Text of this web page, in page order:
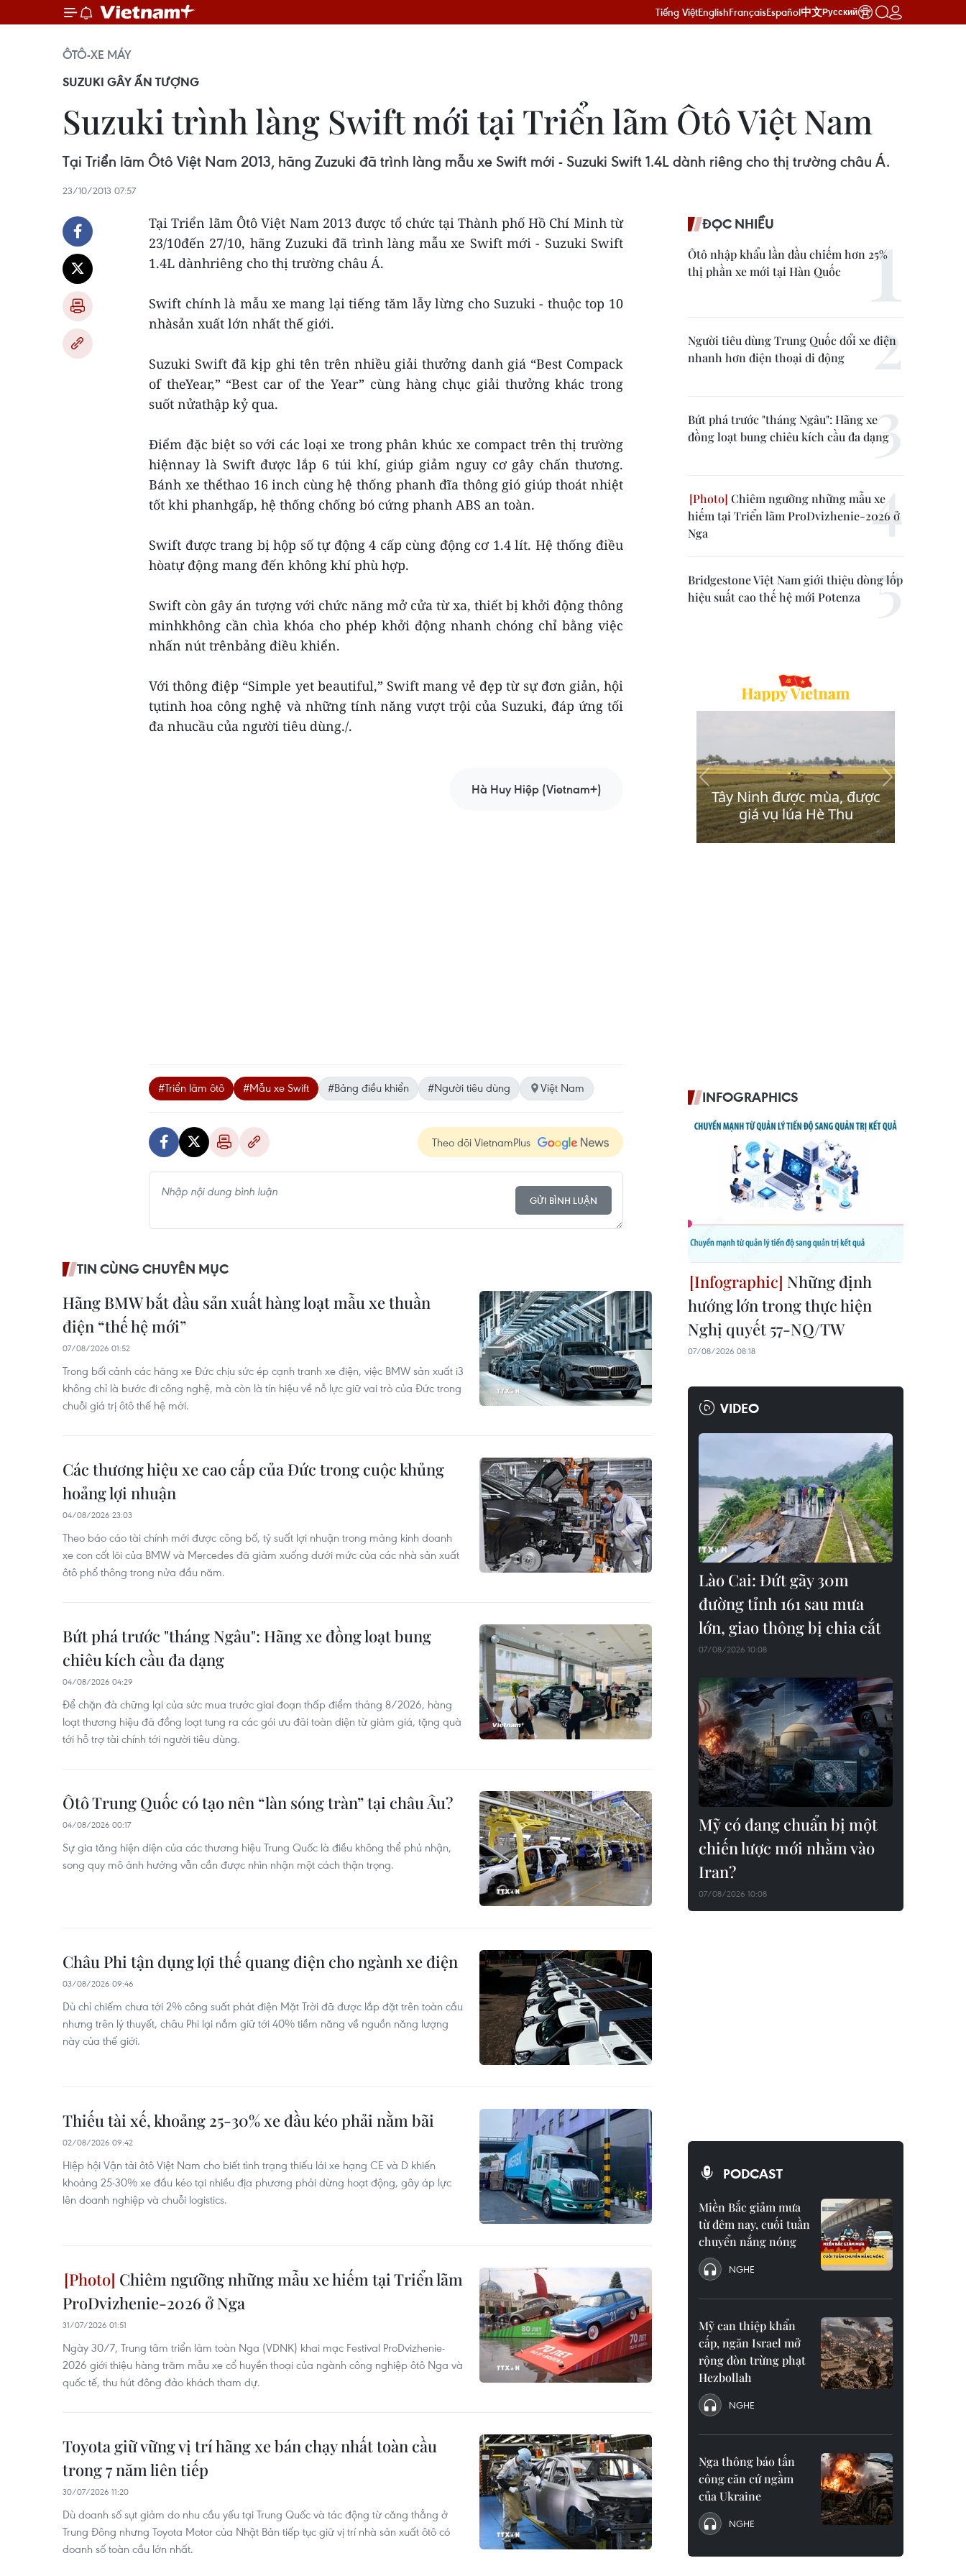
Tiếng ViệtEnglishFrançaisEspañol中文Русский
ÔTÔ-XE MÁY
SUZUKI GÂY ẤN TƯỢNG
Suzuki trình làng Swift mới tại Triển lãm Ôtô Việt Nam
Tại Triển lãm Ôtô Việt Nam 2013, hãng Zuzuki đã trình làng mẫu xe Swift mới - Suzuki Swift 1.4L dành riêng cho thị trường châu Á.
23/10/2013 07:57
Tại Triển lãm Ôtô Việt Nam 2013 được tổ chức tại Thành phố Hồ Chí Minh từ
23/10đến 27/10, hãng Zuzuki đã trình làng mẫu xe Swift mới - Suzuki Swift
1.4L dànhriêng cho thị trường châu Á.
Swift chính là mẫu xe mang lại tiếng tăm lẫy lừng cho Suzuki - thuộc top 10
nhàsản xuất lớn nhất thế giới.
Suzuki Swift đã kịp ghi tên trên nhiều giải thưởng danh giá “Best Compack
of theYear,” “Best car of the Year” cùng hàng chục giải thưởng khác trong
suốt nửathập kỷ qua.
Điểm đặc biệt so với các loại xe trong phân khúc xe compact trên thị trường
hiệnnay là Swift được lắp 6 túi khí, giúp giảm nguy cơ gây chấn thương.
Bánh xe thểthao 16 inch cùng hệ thống phanh đĩa thông gió giúp thoát nhiệt
tốt khi phanhgấp, hệ thống chống bó cứng phanh ABS an toàn.
Swift được trang bị hộp số tự động 4 cấp cùng động cơ 1.4 lít. Hệ thống điều
hòatự động mang đến không khí phù hợp.
Swift còn gây án tượng với chức năng mở cửa từ xa, thiết bị khởi động thông
minhkhông cần chìa khóa cho phép khởi động nhanh chóng chỉ bằng việc
nhấn nút trênbảng điều khiển.
Với thông điệp “Simple yet beautiful,” Swift mang vẻ đẹp từ sự đơn giản, hội
tụtinh hoa công nghệ và những tính năng vượt trội của Suzuki, đáp ứng tối
đa nhucầu của người tiêu dùng./.
Hà Huy Hiệp (Vietnam+)
#Triển lãm ôtô #Mẫu xe Swift #Bảng điều khiển #Người tiêu dùng Việt Nam
Theo dõi VietnamPlus
GỬI BÌNH LUẬN
TIN CÙNG CHUYÊN MỤC
Hãng BMW bắt đầu sản xuất hàng loạt mẫu xe thuần
điện “thế hệ mới”
07/08/2026 01:52
Trong bối cảnh các hãng xe Đức chịu sức ép cạnh tranh xe điện, việc BMW sản xuất i3
không chỉ là bước đi công nghệ, mà còn là tín hiệu về nỗ lực giữ vai trò của Đức trong
chuỗi giá trị ôtô thế hệ mới.
Các thương hiệu xe cao cấp của Đức trong cuộc khủng
hoảng lợi nhuận
04/08/2026 23:03
Theo báo cáo tài chính mới được công bố, tỷ suất lợi nhuận trong mảng kinh doanh
xe con cốt lõi của BMW và Mercedes đã giảm xuống dưới mức của các nhà sản xuất
ôtô phổ thông trong nửa đầu năm.
Bứt phá trước "tháng Ngâu": Hãng xe đồng loạt bung
chiêu kích cầu đa dạng
04/08/2026 04:29
Để chặn đà chững lại của sức mua trước giai đoạn thấp điểm tháng 8/2026, hàng
loạt thương hiệu đã đồng loạt tung ra các gói ưu đãi toàn diện từ giảm giá, tặng quà
tới hỗ trợ tài chính tới người tiêu dùng.
Ôtô Trung Quốc có tạo nên “làn sóng tràn” tại châu Âu?
04/08/2026 00:17
Sự gia tăng hiện diện của các thương hiệu Trung Quốc là điều không thể phủ nhận,
song quy mô ảnh hưởng vẫn cần được nhìn nhận một cách thận trọng.
Châu Phi tận dụng lợi thế quang điện cho ngành xe điện
03/08/2026 09:46
Dù chỉ chiếm chưa tới 2% công suất phát điện Mặt Trời đã được lắp đặt trên toàn cầu
nhưng trên lý thuyết, châu Phi lại nắm giữ tới 40% tiềm năng về nguồn năng lượng
này của thế giới.
Thiếu tài xế, khoảng 25-30% xe đầu kéo phải nằm bãi
02/08/2026 09:42
Hiệp hội Vận tải ôtô Việt Nam cho biết tình trạng thiếu lái xe hạng CE và D khiến
khoảng 25-30% xe đầu kéo tại nhiều địa phương phải dừng hoạt động, gây áp lực
lên doanh nghiệp và chuỗi logistics.
Chiêm ngưỡng những mẫu xe hiếm tại Triển lãm
ProDvizhenie-2026 ở Nga
31/07/2026 01:51
Ngày 30/7, Trung tâm triển lãm toàn Nga (VDNK) khai mạc Festival ProDvizhenie-
2026 giới thiệu hàng trăm mẫu xe cổ huyền thoại của ngành công nghiệp ôtô Nga và
quốc tế, thu hút đông đảo khách tham dự.
Toyota giữ vững vị trí hãng xe bán chạy nhất toàn cầu
trong 7 năm liên tiếp
30/07/2026 11:20
Dù doanh số sụt giảm do nhu cầu yếu tại Trung Quốc và tác động từ căng thẳng ở
Trung Đông nhưng Toyota Motor của Nhật Bản tiếp tục giữ vị trí nhà sản xuất ôtô có
doanh số toàn cầu lớn nhất.
ĐỌC NHIỀU
Ôtô nhập khẩu lần đầu chiếm hơn 25%
thị phần xe mới tại Hàn Quốc
Người tiêu dùng Trung Quốc đổi xe điện
nhanh hơn điện thoại di động
Bứt phá trước "tháng Ngâu": Hãng xe
đồng loạt bung chiêu kích cầu đa dạng
Chiêm ngưỡng những mẫu xe
hiếm tại Triển lãm ProDvizhenie-2026 ở
Nga
Bridgestone Việt Nam giới thiệu dòng lốp
hiệu suất cao thế hệ mới Potenza
INFOGRAPHICS
Những định
hướng lớn trong thực hiện
Nghị quyết 57-NQ/TW
07/08/2026 08:18
VIDEO
Lào Cai: Đứt gãy 30m
đường tỉnh 161 sau mưa
lớn, giao thông bị chia cắt
07/08/2026 10:08
Mỹ có đang chuẩn bị một
chiến lược mới nhằm vào
Iran?
07/08/2026 10:08
PODCAST
Miền Bắc giảm mưa
từ đêm nay, cuối tuần
chuyển nắng nóng
NGHE
Mỹ can thiệp khẩn
cấp, ngăn Israel mở
rộng đòn trừng phạt
Hezbollah
NGHE
Nga thông báo tấn
công căn cứ ngầm
của Ukraine
NGHE